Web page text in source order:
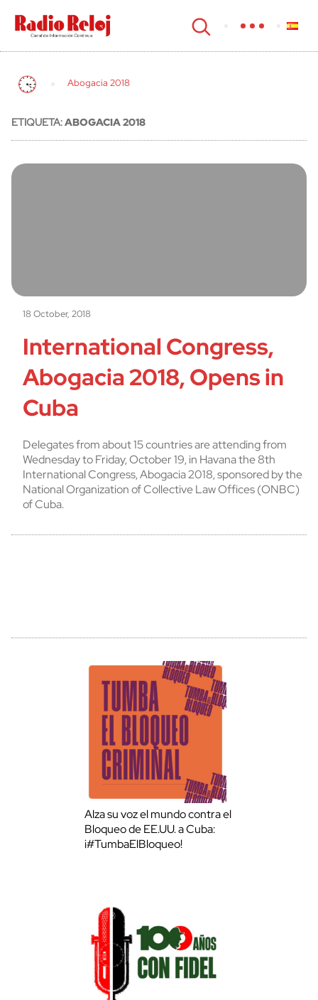
cerrar
Abogacia 2018
ETIQUETA:ABOGACIA 2018
18 October, 2018
International Congress,
Abogacia 2018, Opens in
Cuba
Delegates from about 15 countries are attending from
Wednesday to Friday, October 19, in Havana the 8th
International Congress, Abogacia 2018, sponsored by the
National Organization of Collective Law Offices (ONBC)
of Cuba.
Alza su voz el mundo contra el
Bloqueo de EE.UU. a Cuba:
¡#TumbaElBloqueo!